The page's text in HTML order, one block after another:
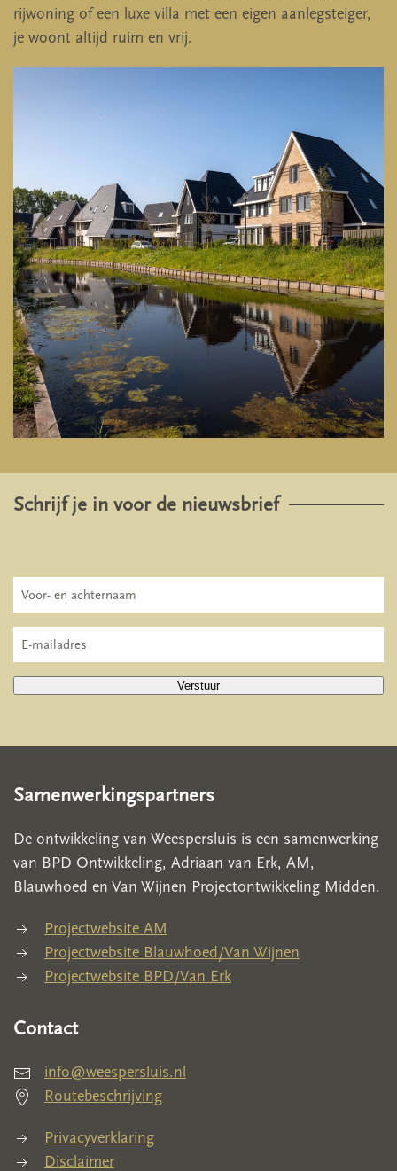
rijwoning of een luxe villa met een eigen aanlegsteiger,
je woont altijd ruim en vrij.
Schrijf je in voor de nieuwsbrief
Verstuur
Samenwerkingspartners
De ontwikkeling van Weespersluis is een samenwerking
van BPD Ontwikkeling, Adriaan van Erk, AM,
Blauwhoed en Van Wijnen Projectontwikkeling Midden.
Projectwebsite AM
Projectwebsite Blauwhoed/Van Wijnen
Projectwebsite BPD/Van Erk
Contact
info@weespersluis.nl
Routebeschrijving
Privacyverklaring
Disclaimer